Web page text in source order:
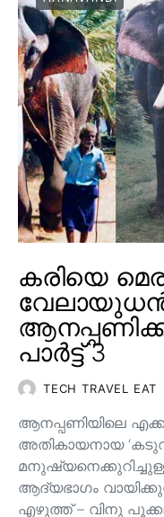
കരിയെ
പാർട്ട് 3
TECH TRAVEL EAT
ആനപ്പണിയിലെ
അതികായനായ
ആദ്യഭാഗം
എഴുത്ത് – വിനു